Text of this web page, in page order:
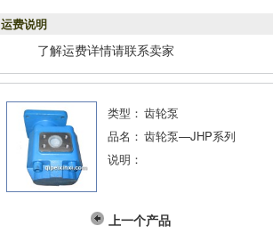
运费说明
了解运费详情请联系卖家
类型： 齿轮泵
品名： 齿轮泵—JHP系列
说明：
上一个产品